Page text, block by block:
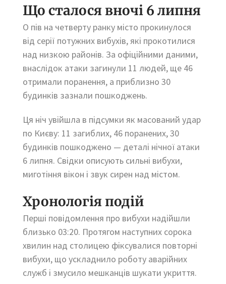
Що сталося вночі 6 липня
О пів на четверту ранку місто прокинулося
від серії потужних вибухів, які прокотилися
над низкою районів. За офіційними даними,
внаслідок атаки загинули 11 людей, ще 46
отримали поранення, а приблизно 30
будинків зазнали пошкоджень.
Ця ніч увійшла в підсумки як масований удар
по Києву: 11 загиблих, 46 поранених, 30
будинків пошкоджено — деталі нічної атаки
6 липня. Свідки описують сильні вибухи,
миготіння вікон і звук сирен над містом.
Хронологія подій
Перші повідомлення про вибухи надійшли
близько 03:20. Протягом наступних сорока
хвилин над столицею фіксувалися повторні
вибухи, що ускладнило роботу аварійних
служб і змусило мешканців шукати укриття.